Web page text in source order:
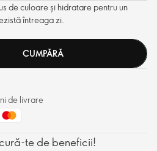
de culoare și hidratare pentru un
întreaga zi.
CUMPĂRĂ
de livrare
te de beneficii!